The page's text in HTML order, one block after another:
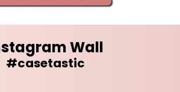
Wall
#casetastic